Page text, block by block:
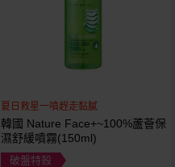
夏日救星一噴趕走黏膩
韓國 Nature Face+~100%蘆薈保
濕舒緩噴霧(150ml)
破盤特殺